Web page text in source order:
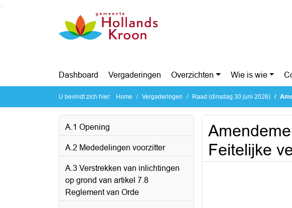
Ga naar de inhoud van deze pagina
Dashboard Vergaderingen Overzichten Wie is wie
U bevindt zich hier: Home Vergaderingen Raad (dinsdag 30 juni 2026)
A.1 Opening
A.2 Mededelingen voorzitter
A.3 Verstrekken van inlichtingen
op grond van artikel 7.8
Reglement van Orde
Feitelijke